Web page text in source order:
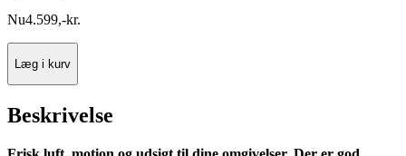
Nu4.599,-kr.
Læg i kurv
Beskrivelse